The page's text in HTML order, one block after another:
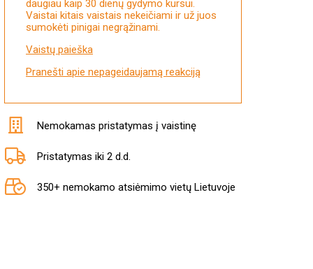
daugiau kaip 30 dienų gydymo kursui.
Vaistai kitais vaistais nekeičiami ir už juos
sumokėti pinigai negrąžinami.
Vaistų paieška
Pranešti apie nepageidaujamą reakciją
Nemokamas pristatymas į vaistinę
Pristatymas iki 2 d.d.
350+ nemokamo atsiėmimo vietų Lietuvoje